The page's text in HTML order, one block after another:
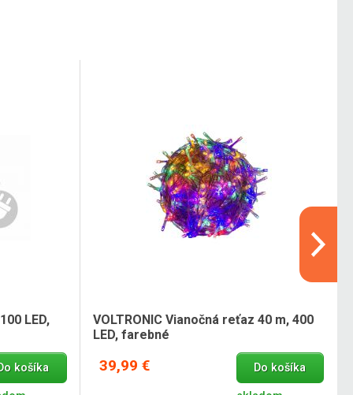
LED,
košíka
VOLTRONIC Vianočná reťaz 40 m, 400
LED, farebné
39,99 € Do košíka